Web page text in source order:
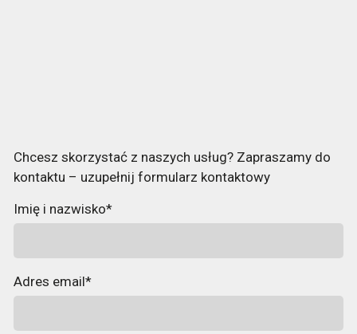
Chcesz skorzystać z naszych usług? Zapraszamy do
kontaktu – uzupełnij formularz kontaktowy
Imię i nazwisko*
Adres email*